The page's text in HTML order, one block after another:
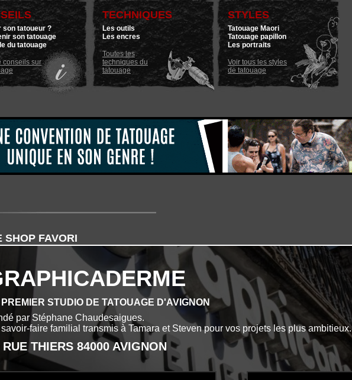
son tatoueur ?
son tatouage
du tatouage
conseils sur
TECHNIQUES
Les outils
Les encres
Toutes les
techniques du
tatouage
STYLES
Tatouage Maori
Tatouage papillon
Les portraits
Voir tous les styles
de tatouage
SHOP FAVORI
PREMIER STUDIO DE TATOUAGE D'AVIGNON
par Stéphane Chaudesaigues.
faire familial transmis à Tamara et Steven pour vos projets les plus ambitieux.
RUE THIERS 84000 AVIGNON